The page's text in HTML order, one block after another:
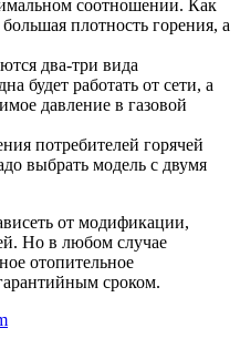
соотношении. Как
плотность горения, а
два-три вида
будет работать от сети, а
давление в газовой
потребителей горячей
выбрать модель с двумя
от модификации,
Но в любом случае
отопительное
сроком.